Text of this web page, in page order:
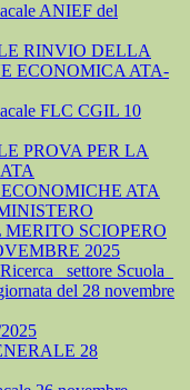
ANIEF del
RINVIO DELLA
ECONOMICA ATA-
FLC CGIL 10
PROVA PER LA
ATA
SCIOPERO
2025
settore Scuola_
del 28 novembre
28